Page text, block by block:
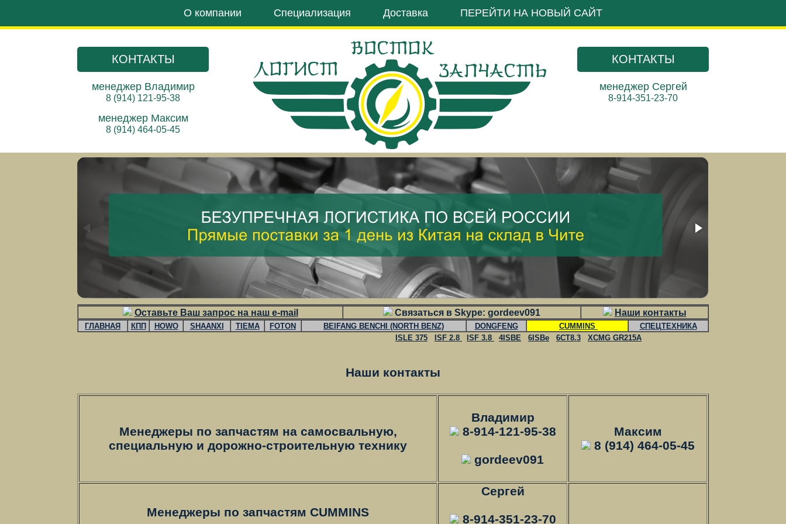
О компании Специализация Доставка ПЕРЕЙТИ НА НОВЫЙ САЙТ
КОНТАКТЫ
менеджер Владимир
8 (914) 121-95-38
менеджер Максим
8 (914) 464-05-45
КОНТАКТЫ
менеджер Сергей
8-914-351-23-70
Оставьте Ваш запрос на наш e-mail Связаться в Skype: gordeev091 Наши контакты
ГЛАВНАЯ КПП HOWO SHAANXI TIEMA FOTON BEIFANG BENCHI (NORTH BENZ) DONGFENG CUMMINS
СПЕЦТЕХНИКА
ISLE 375
ISF 2.8 ISF 3.8 4ISBE 6ISBe 6CT8.3 XCMG GR215A
Наши контакты
Менеджеры по запчастям на самосвальную,
специальную и дорожно-строительную технику
Владимир
8-914-121-95-38
gordeev091
Максим
8 (914) 464-05-45
Менеджеры по запчастям CUMMINS
Сергей
8-914-351-23-70